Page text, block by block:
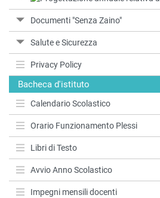
Documenti "Senza Zaino"
Salute e Sicurezza
Privacy Policy
Bacheca d'istituto
Calendario Scolastico
Orario Funzionamento Plessi
Libri di Testo
Avvio Anno Scolastico
Impegni mensili docenti